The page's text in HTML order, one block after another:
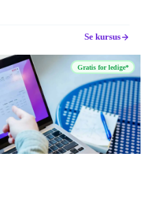
Se kursus
Gratis for ledige*